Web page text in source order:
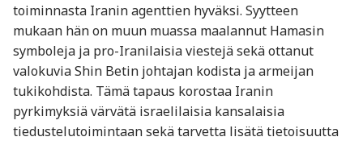
toiminnasta Iranin agenttien hyväksi. Syytteen
mukaan hän on muun muassa maalannut Hamasin
symboleja ja pro-Iranilaisia viestejä sekä ottanut
valokuvia Shin Betin johtajan kodista ja armeijan
tukikohdista. Tämä tapaus korostaa Iranin
pyrkimyksiä värvätä israelilaisia kansalaisia
tiedustelutoimintaan sekä tarvetta lisätä tietoisuutta